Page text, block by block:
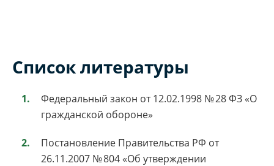
Список литературы
Федеральный закон от 12.02.1998 № 28 ФЗ «О
гражданской обороне»
Постановление Правительства РФ от
26.11.2007 № 804 «Об утверждении